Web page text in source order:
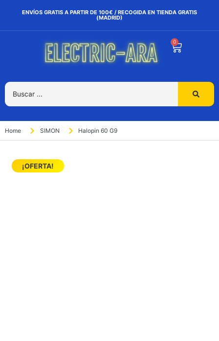
ENVÍOS GRATIS A PARTIR DE 100€ / RECOGIDA EN TIENDA GRATIS
(MADRID)
0
Home SIMON Halopin 60 G9
¡OFERTA!